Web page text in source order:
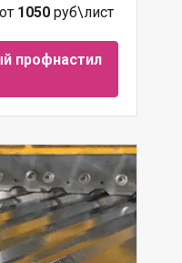
1050 руб\лист
профнастил